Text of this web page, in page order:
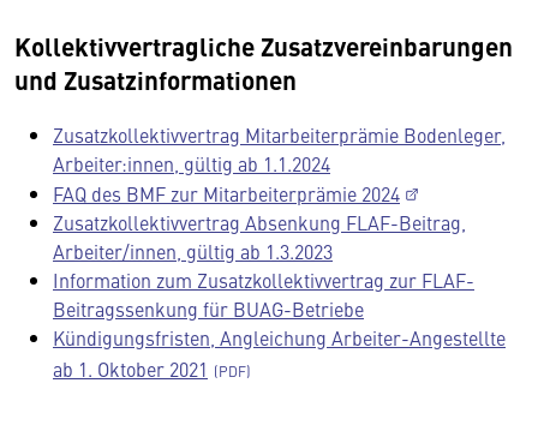
Kollektivvertragliche Zusatzvereinbarungen
und Zusatzinformationen
Zusatzkollektivvertrag Mitarbeiterprämie Bodenleger,
Arbeiter:innen, gültig ab 1.1.2024
FAQ des BMF zur Mitarbeiterprämie 2024
Zusatzkollektivvertrag Absenkung FLAF-Beitrag,
Arbeiter/innen, gültig ab 1.3.2023
Information zum Zusatzkollektivvertrag zur FLAF-
Beitragssenkung für BUAG-Betriebe
Kündigungsfristen, Angleichung Arbeiter-Angestellte
ab 1. Oktober 2021